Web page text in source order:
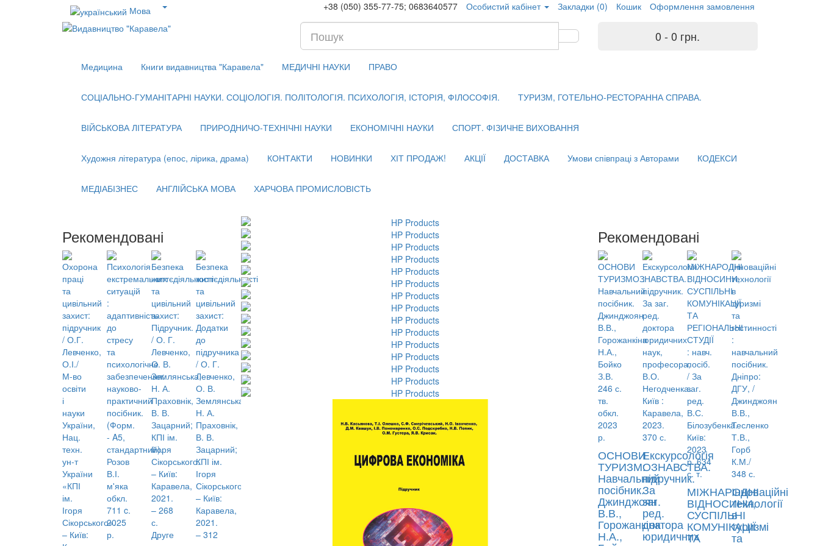
Мова +38 (050) 355-77-75; 0683640577 Особистий кабінет Закладки (0) Кошик Оформлення замовлення
0 - 0 грн.
Медицина Книги видавництва "Каравела" МЕДИЧНІ НАУКИ ПРАВО
СОЦІАЛЬНО-ГУМАНІТАРНІ НАУКИ. СОЦІОЛОГІЯ. ПОЛІТОЛОГІЯ. ПСИХОЛОГІЯ, ІСТОРІЯ, ФІЛОСОФІЯ. ТУРИЗМ, ГОТЕЛЬНО-РЕСТОРАННА СПРАВА.
ВІЙСЬКОВА ЛІТЕРАТУРА ПРИРОДНИЧО-ТЕХНІЧНІ НАУКИ ЕКОНОМІЧНІ НАУКИ СПОРТ. ФІЗИЧНЕ ВИХОВАННЯ
Художня література (епос, лірика, драма) КОНТАКТИ НОВИНКИ ХІТ ПРОДАЖ! АКЦІЇ ДОСТАВКА Умови співпраці з Авторами КОДЕКСИ
МЕДІАБІЗНЕС АНГЛІЙСЬКА МОВА ХАРЧОВА ПРОМИСЛОВІСТЬ
Рекомендовані Рекомендовані
ОСНОВИ
ТУРИЗМОЗНАВСТВА.
Навчальний
посібник.
Джинджоян
В.В.,
Горожанкіна
Н.А.,
Екскурсологія
:
підручник.
За
заг.
ред.
доктора
юридичних
МІЖНАРОДНІ
ВІДНОСИНИ,
СУСПІЛЬНІ
КОМУНІКАЦІЇ
ТА
Інноваційні
технології
в
туризмі
та